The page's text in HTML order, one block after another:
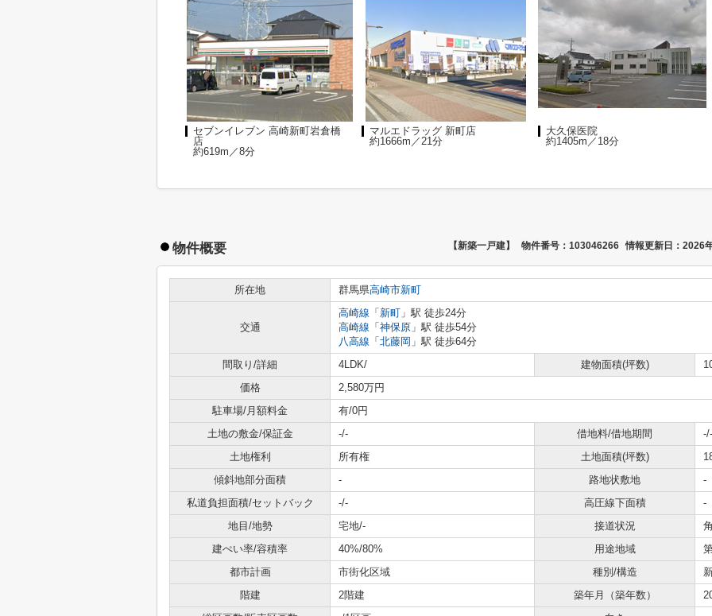
セブンイレブン 高崎新町岩倉橋
店
約619m／8分
マルエドラッグ 新町店
約1666m／21分
大久保医院
約1405m／18分
物件概要 【新築一戸建】 物件番号：103046266 情報更新日：2026
所在地 群馬県高崎市新町
交通
高崎線 「 新町 」駅 徒歩24分
高崎線 「 神保原 」駅 徒歩54分
八高線 「 北藤岡 」駅 徒歩64分
間取り/詳細
4LDK/ 建物面積(坪数)
価格
2,580万円
駐車場/月額料金
有/0円
土地の敷金/保証金
-/- 借地料/借地期間
-/-
土地権利
所有権 土地面積(坪数)
傾斜地部分面積
- 路地状敷地
-
私道負担面積/セットバック
-/- 高圧線下面積
-
地目/地勢
宅地/- 接道状況
建ぺい率/容積率
40%/80% 用途地域
都市計画
市街化区域 種別/構造
階建
2階建 築年月（築年数）